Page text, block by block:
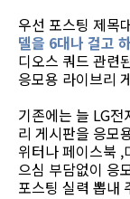
우선 포스팅 제목
델을 6대나 걸고
디오스 쿼드 관련
응모용 라이브리
기존에는 늘 LG
리 게시판을 응모
위터나 페이스북
으심 부담없이 응
포스팅 실력 뽑내